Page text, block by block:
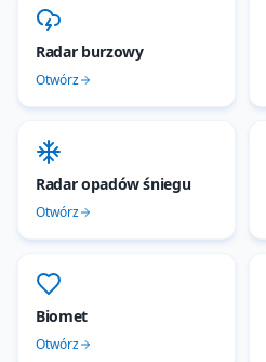
Radar burzowy
Otwórz
Radar opadów śniegu
Otwórz
Biomet
Otwórz